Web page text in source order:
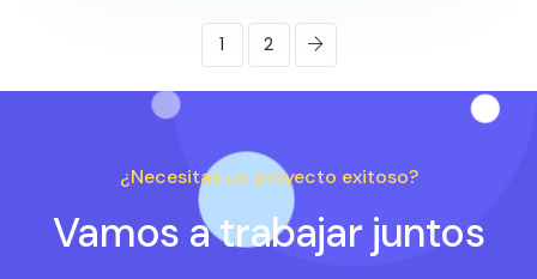
1 2
¿Necesitas un proyecto exitoso?
Vamos a trabajar juntos